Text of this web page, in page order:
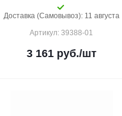
Доставка (Самовывоз): 11 августа
Артикул: 39388-01
3 161руб./шт